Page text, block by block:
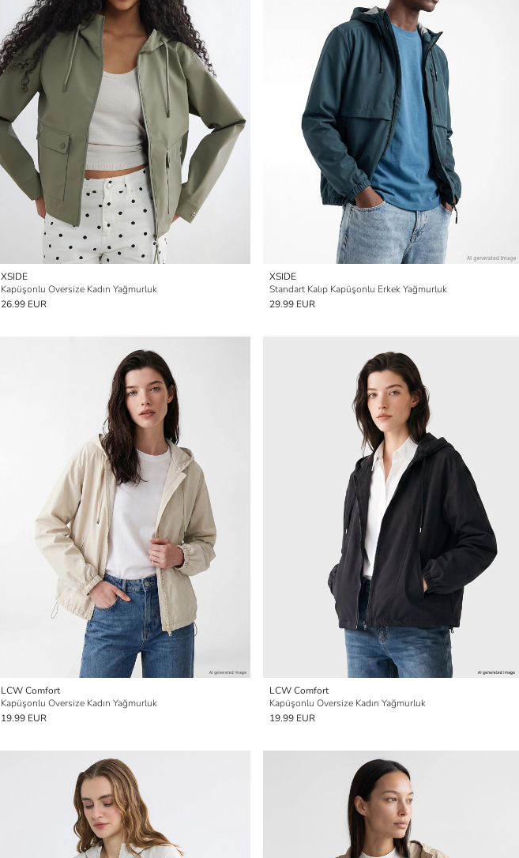
XSIDE
Kapüşonlu Oversize Kadın Yağmurluk
26.99 EUR
XSIDE
Standart Kalıp Kapüşonlu Erkek Yağmurluk
29.99 EUR
LCW Comfort
Kapüşonlu Oversize Kadın Yağmurluk
19.99 EUR
LCW Comfort
Kapüşonlu Oversize Kadın Yağmurluk
19.99 EUR